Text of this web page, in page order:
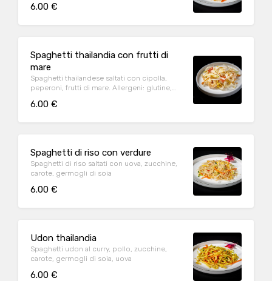
6.00 €
Spaghetti thailandia con frutti di
mare
Spaghetti thailandese saltati con cipolla,
peperoni, frutti di mare. Allergeni: glutine,
6.00 €
Spaghetti di riso con verdure
Spaghetti di riso saltati con uova, zucchine,
carote, germogli di soia
6.00 €
Udon thailandia
Spaghetti udon al curry, pollo, zucchine,
carote, germogli di soia, uova
6.00 €